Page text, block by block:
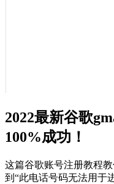
2022最新谷歌
100%成功！
这篇谷歌账号注册教程
到“此电话号码无法用于